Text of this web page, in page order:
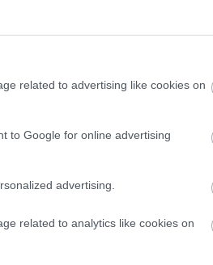
related to advertising like cookies on
to Google for online advertising
advertising.
related to analytics like cookies on